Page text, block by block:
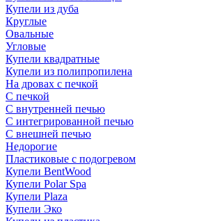
Купели из дуба
Круглые
Овальные
Угловые
Купели квадратные
Купели из полипропилена
На дровах с печкой
С печкой
С внутренней печью
С интегрированной печью
С внешней печью
Недорогие
Пластиковые с подогревом
Купели BentWood
Купели Polar Spa
Купели Plaza
Купели Эко